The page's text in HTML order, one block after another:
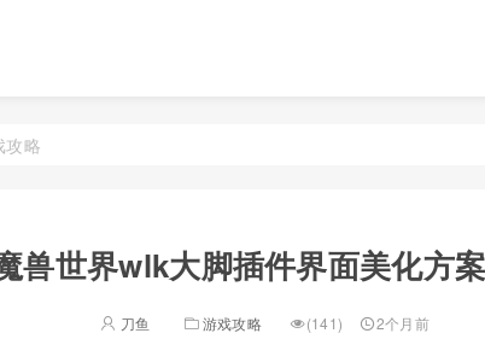
攻略
兽世界wlk大脚插件界面美化方
刀鱼 游戏攻略 (141) 2个月前